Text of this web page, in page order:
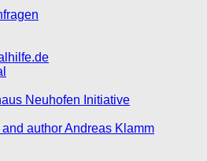
Neuhofen Initiative
author Andreas Klamm